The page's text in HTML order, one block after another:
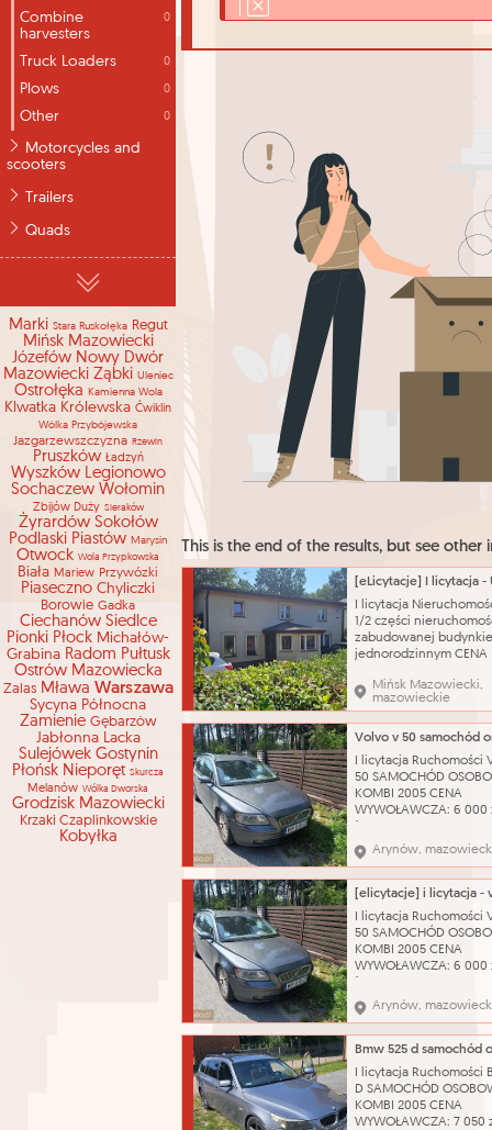
Combine
harvesters
0
Truck Loaders 0
Plows 0
Other 0
Motorcycles and
scooters
Trailers
Quads
Marki Stara Ruskołęka Regut
Mińsk Mazowiecki
Józefów Nowy Dwór
Mazowiecki Ząbki Uleniec
Ostrołęka Kamienna Wola
Klwatka Królewska Ćwiklin
Wólka Przybójewska
Jazgarzewszczyzna Rzewin
Pruszków Ładzyń
Wyszków Legionowo
Sochaczew Wołomin
Zbijów Duży Sieraków
Żyrardów Sokołów
Podlaski Piastów Marysin
Otwock Wola Przypkowska
Biała Mariew Przywózki
Piaseczno Chyliczki
Borowie Gadka
Ciechanów Siedlce
Pionki Płock Michałów-
Grabina Radom Pułtusk
Ostrów Mazowiecka
Zalas Mława Warszawa
Sycyna Północna
Zamienie Gębarzów
Jabłonna Lacka
Sulejówek Gostynin
Płońsk Nieporęt Skurcza
Melanów Wólka Dworska
Grodzisk Mazowiecki
Krzaki Czaplinkowskie
Kobyłka
This is the end of the results, but see other
I licytacja
1/2 części
zabudowanej
jednorodzinnym CENA
(SZACUNKOWO: 299
Dojazd do
zapewnia droga
wyłożona kostką
odległości około 550 m
przystanek
odległości ok. 800 m
Mińsk Mazowiecki,
mazowieckie
I licytacja Ruchomości
50 SAMOCHÓD
KOMBI 2005 CENA
WYWOŁAWCZA: 6 000
Pojazd w pełni sprawny
technicznie – silnik
problemu. Do
posiadamy komplet
oryginalnych
Wizualny stan auta
jako dobry, zadbany.
katalog
Arynów,
I licytacja Ruchomości
50 SAMOCHÓD
KOMBI 2005 CENA
WYWOŁAWCZA: 6 000
Pojazd w pełni sprawny
technicznie – silnik
problemu. Do
posiadamy komplet
oryginalnych
Wizualny stan auta
jako dobry, zadbany.
katalog
Arynów,
I licytacja Ruchomości
D SAMOCHÓD
KOMBI 2005 CENA
WYWOŁAWCZA: 7 050